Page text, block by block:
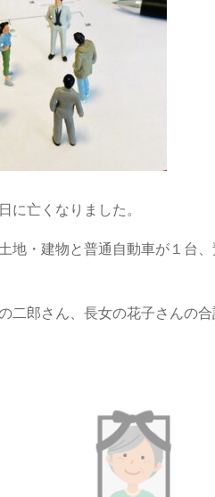
に亡くなりました。
地・建物と普通自動車が１台
二郎さん、長女の花子さんの